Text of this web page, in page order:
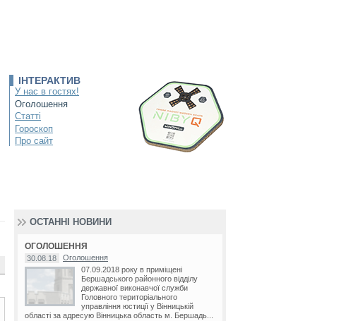
ІНТЕРАКТИВ
У нас в гостях!
Оголошення
Статті
Гороскоп
Про сайт
ОСТАННІ НОВИНИ
ОГОЛОШЕННЯ
30.08.18
Оголошення
07.09.2018 року в приміщені
Бершадського районного відділу
державної виконавчої служби
Головного територіального
управління юстиції у Вінницькій
області за адресую Вінницька область м. Бершадь...